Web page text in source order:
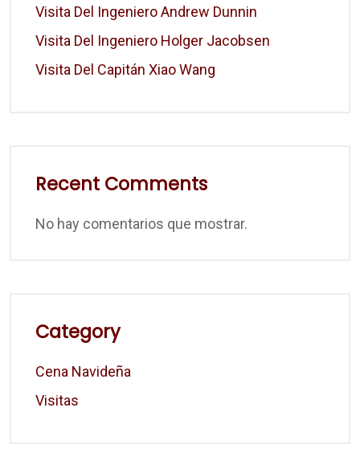
Visita Del Ingeniero Andrew Dunnin
Visita Del Ingeniero Holger Jacobsen
Visita Del Capitán Xiao Wang
Recent Comments
No hay comentarios que mostrar.
Category
Cena Navideña
Visitas